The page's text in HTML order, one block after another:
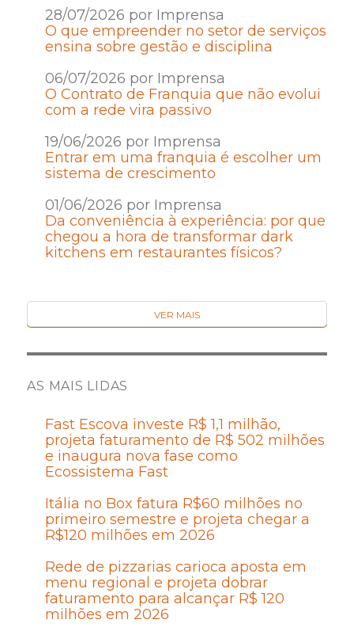
28/07/2026 por Imprensa
O que empreender no setor de serviços
ensina sobre gestão e disciplina
06/07/2026 por Imprensa
O Contrato de Franquia que não evolui
com a rede vira passivo
19/06/2026 por Imprensa
Entrar em uma franquia é escolher um
sistema de crescimento
01/06/2026 por Imprensa
Da conveniência à experiência: por que
chegou a hora de transformar dark
kitchens em restaurantes físicos?
VER MAIS
AS MAIS LIDAS
Fast Escova investe R$ 1,1 milhão,
projeta faturamento de R$ 502 milhões
e inaugura nova fase como
Ecossistema Fast
Itália no Box fatura R$60 milhões no
primeiro semestre e projeta chegar a
R$120 milhões em 2026
Rede de pizzarias carioca aposta em
menu regional e projeta dobrar
faturamento para alcançar R$ 120
milhões em 2026